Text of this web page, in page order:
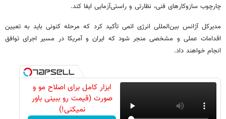
چارچوب سازوکارهای فنی، نظارتی و راستی‌آزمایی ایفا کند.
مدیرکل آژانس بین‌المللی انرژی اتمی تأکید کرد که مرحله کنونی باید به تعیین
اقدامات عملی و مشخصی منجر شود که ایران و آمریکا در مسیر اجرای توافق
انجام خواهند داد.
ابزار کامل برای اصلاح مو و
صورت (قیمت رو ببینی باور
نمیکنی!)